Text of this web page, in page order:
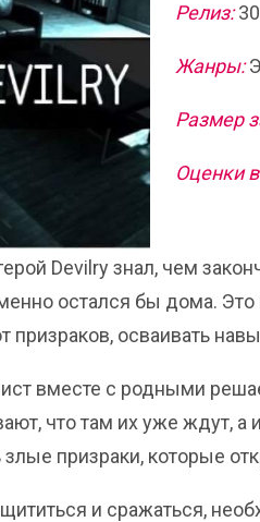
Релиз:
Жанры:
Размер
Оценки
Devilry знал, чем
остался бы дома.
призраков, осваивать
вместе с родными
что там их уже ждут, а
злые призраки, которые
и сражаться,